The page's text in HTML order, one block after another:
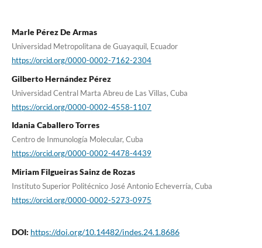
Marle Pérez De Armas
Universidad Metropolitana de Guayaquil, Ecuador
https://orcid.org/0000-0002-7162-2304
Gilberto Hernández Pérez
Universidad Central Marta Abreu de Las Villas, Cuba
https://orcid.org/0000-0002-4558-1107
Idania Caballero Torres
Centro de Inmunología Molecular, Cuba
https://orcid.org/0000-0002-4478-4439
Miriam Filgueiras Sainz de Rozas
Instituto Superior Politécnico José Antonio Echeverría, Cuba
https://orcid.org/0000-0002-5273-0975
DOI: https://doi.org/10.14482/indes.24.1.8686